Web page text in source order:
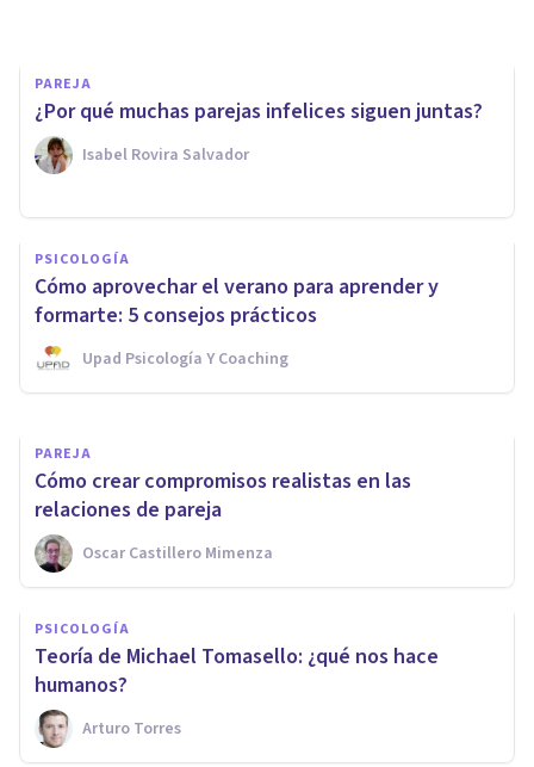
PAREJA
¿Por qué muchas parejas infelices siguen juntas?
Isabel Rovira Salvador
PSICOLOGÍA
Cómo aprovechar el verano para aprender y
formarte: 5 consejos prácticos
Upad Psicología Y Coaching
¿Vale cualquier psicólogo para
cualquier caso? Entrevista a
Beatriz Romero Martín
Bertrand Regader
PAREJA
Cómo crear compromisos realistas en las
relaciones de pareja
Oscar Castillero Mimenza
PSICOLOGÍA
Teoría de Michael Tomasello: ¿qué nos hace
humanos?
Arturo Torres